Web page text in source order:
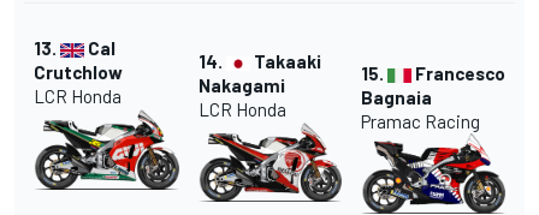
13.
Cal
Crutchlow
LCR Honda
14.
Takaaki
Nakagami
LCR Honda
15.
Francesco
Bagnaia
Pramac Racing